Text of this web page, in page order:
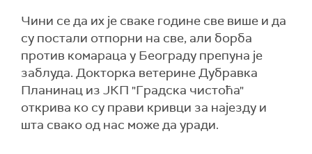
Чини се да их је сваке године све више и да
су постали отпорни на све, али борба
против комараца у Београду препуна је
заблуда. Докторка ветерине Дубравка
Планинац из ЈКП "Градска чистоћа"
открива ко су прави кривци за најезду и
шта свако од нас може да уради.